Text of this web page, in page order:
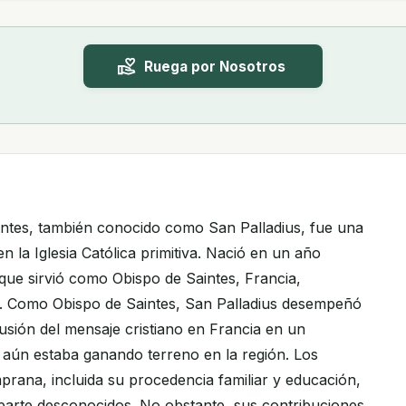
Ruega por Nosotros
también conocido como San Palladius, fue una
la Iglesia Católica primitiva. Nació en un año
sirvió como Obispo de Saintes, Francia,
Obispo de Saintes, San Palladius desempeñó
del mensaje cristiano en Francia en un
estaba ganando terreno en la región. Los
incluida su procedencia familiar y educación,